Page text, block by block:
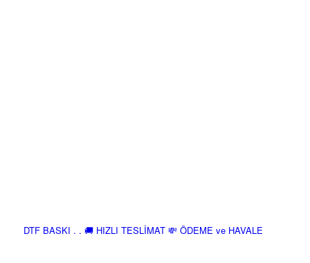
DTF BASKI . . 🚚 HIZLI TESLİMAT 💸 ÖDEME ve HAVALE